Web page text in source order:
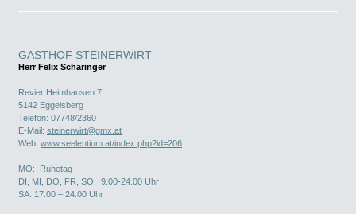
GASTHOF STEINERWIRT
Herr Felix Scharinger
Revier Heimhausen 7
5142 Eggelsberg
Telefon: 07748/2360
E-Mail: steinerwirt@gmx.at
Web: www.seelentium.at/index.php?id=206
MO: Ruhetag
DI, MI, DO, FR, SO: 9.00-24.00 Uhr
SA: 17.00 – 24.00 Uhr